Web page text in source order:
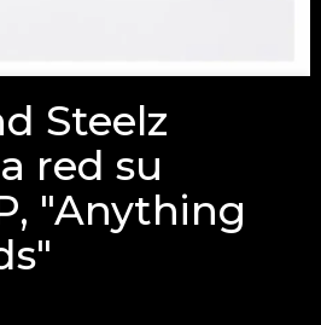
Steelz
red su
"Anything